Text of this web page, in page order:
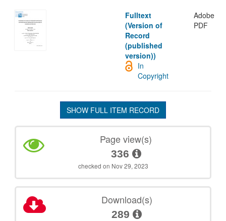
Fulltext
(Version of
Record
(published
version))
Adobe
PDF
In
Copyright
SHOW FULL ITEM RECORD
Page view(s)
336
checked on Nov 29, 2023
Download(s)
289